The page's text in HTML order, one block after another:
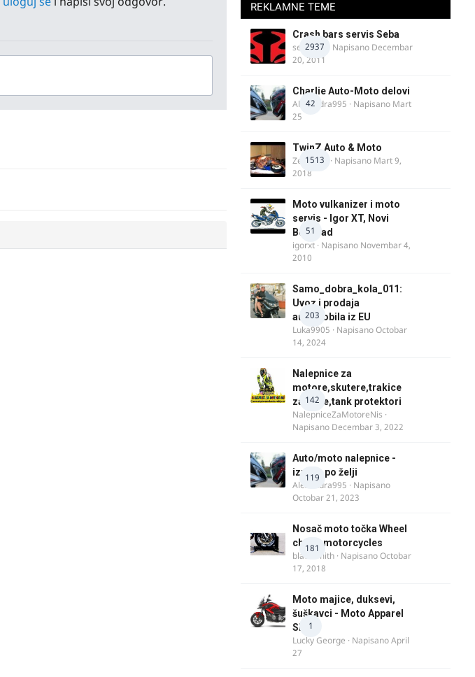
REKLAMNE TEME
2937
Crash bars servis Seba
seba011 · Napisano Decembar
20, 2011
42
Charlie Auto-Moto delovi
Alexandra995 · Napisano Mart
25
1513
TwinZ Auto & Moto
Zeljkamp · Napisano Mart 9,
2018
51
Moto vulkanizer i moto
servis - Igor XT, Novi
Beograd
igorxt · Napisano Novembar 4,
2010
203
Samo_dobra_kola_011:
Uvoz i prodaja
automobila iz EU
Luka9905 · NapisanoOctobar
14, 2024
142
Nalepnice za
motore,skutere,trakice
za felne,tank protektori
NalepniceZaMotoreNis ·
Napisano Decembar 3, 2022
119
Auto/moto nalepnice -
izrada po želji
Alexandra995 · Napisano
Octobar 21, 2023
181
Nosač moto točka Wheel
chock motorcycles
blacksmith · NapisanoOctobar
17, 2018
1
Moto majice, duksevi,
šuškavci - Moto Apparel
SRB
Lucky George · NapisanoApril
27